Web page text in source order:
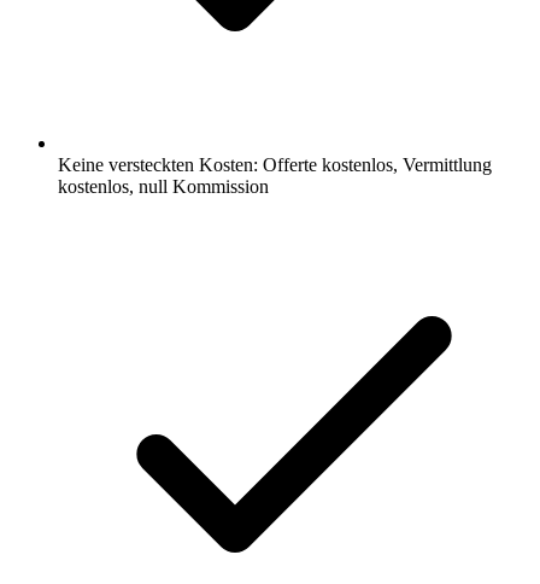
Keine versteckten Kosten: Offerte kostenlos, Vermittlung
kostenlos, null Kommission